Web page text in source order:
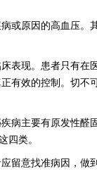
原因的高血压。
现。患者只有在
有效的控制。切不
主要有原发性醛
四类。
意找准病因，做到